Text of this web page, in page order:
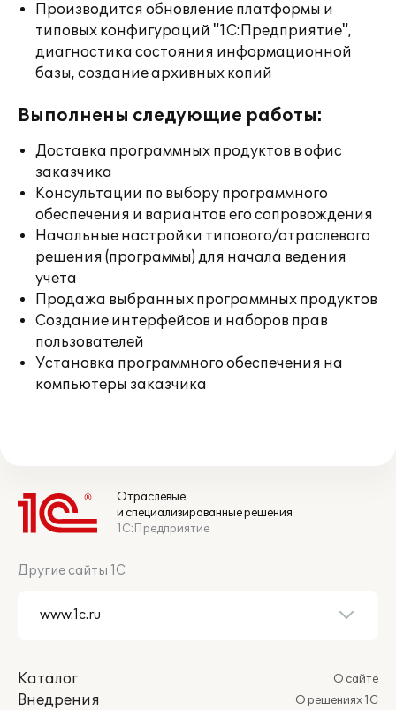
Производится обновление платформы и
типовых конфигураций "1С:Предприятие",
диагностика состояния информационной
базы, создание архивных копий
Выполнены следующие работы:
Доставка программных продуктов в офис
заказчика
Консультации по выбору программного
обеспечения и вариантов его сопровождения
Начальные настройки типового/отраслевого
решения (программы) для начала ведения
учета
Продажа выбранных программных продуктов
Создание интерфейсов и наборов прав
пользователей
Установка программного обеспечения на
компьютеры заказчика
Отраслевые
и специализированные решения
1С:Предприятие
Другие сайты 1С
Каталог
Внедрения
О сайте
О решениях 1С